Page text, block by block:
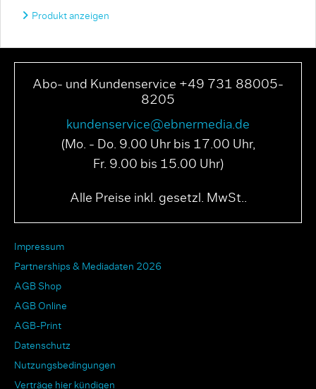
Produkt anzeigen
Abo- und Kundenservice +49 731 88005-
8205
kundenservice@ebnermedia.de
(Mo. - Do. 9.00 Uhr bis 17.00 Uhr,
Fr. 9.00 bis 15.00 Uhr)
Alle Preise inkl. gesetzl. MwSt..
Impressum
Partnerships & Mediadaten 2026
AGB Shop
AGB Online
AGB-Print
Datenschutz
Nutzungsbedingungen
Verträge hier kündigen